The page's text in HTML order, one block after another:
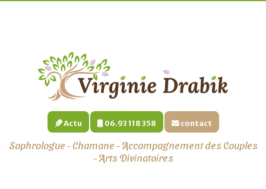
Actu 06.93 118 358 contact
Sophrologue - Chamane - Accompagnement des Couples
- Arts Divinatoires